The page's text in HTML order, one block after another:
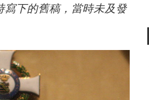
下的舊稿，當時未及發